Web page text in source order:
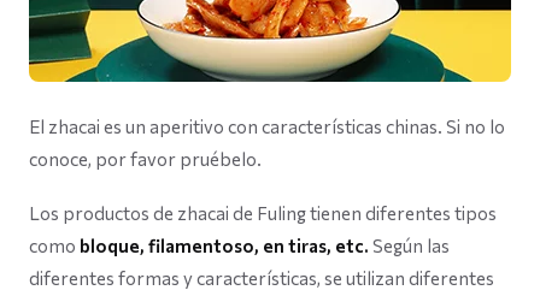
El zhacai es un aperitivo con características chinas. Si no lo
conoce, por favor pruébelo.
Los productos de zhacai de Fuling tienen diferentes tipos
como bloque, filamentoso, en tiras, etc. Según las
diferentes formas y características, se utilizan diferentes